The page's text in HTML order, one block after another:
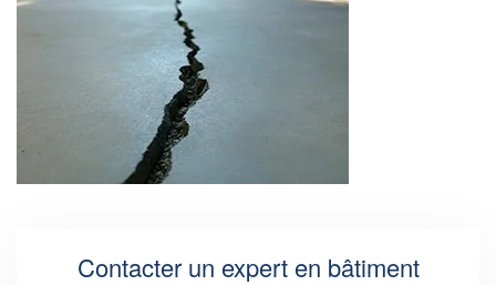
Contacter un expert en bâtiment